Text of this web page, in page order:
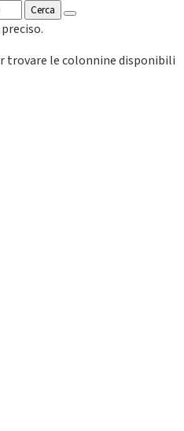
Cerca
trovare le colonnine disponibili